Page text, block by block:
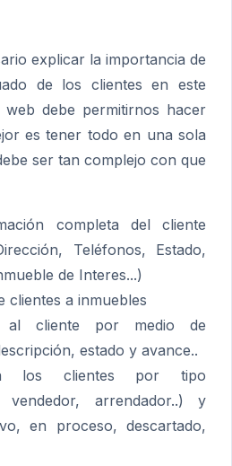
explicar la importancia de
de los clientes en este
debe permitirnos hacer
es tener todo en una sola
ser tan complejo con que
completa del cliente
Teléfonos, Estado,
de Interes...)
clientes a inmuebles
al cliente por medio de
estado y avance..
los clientes por tipo
vendedor, arrendador..) y
en proceso, descartado,